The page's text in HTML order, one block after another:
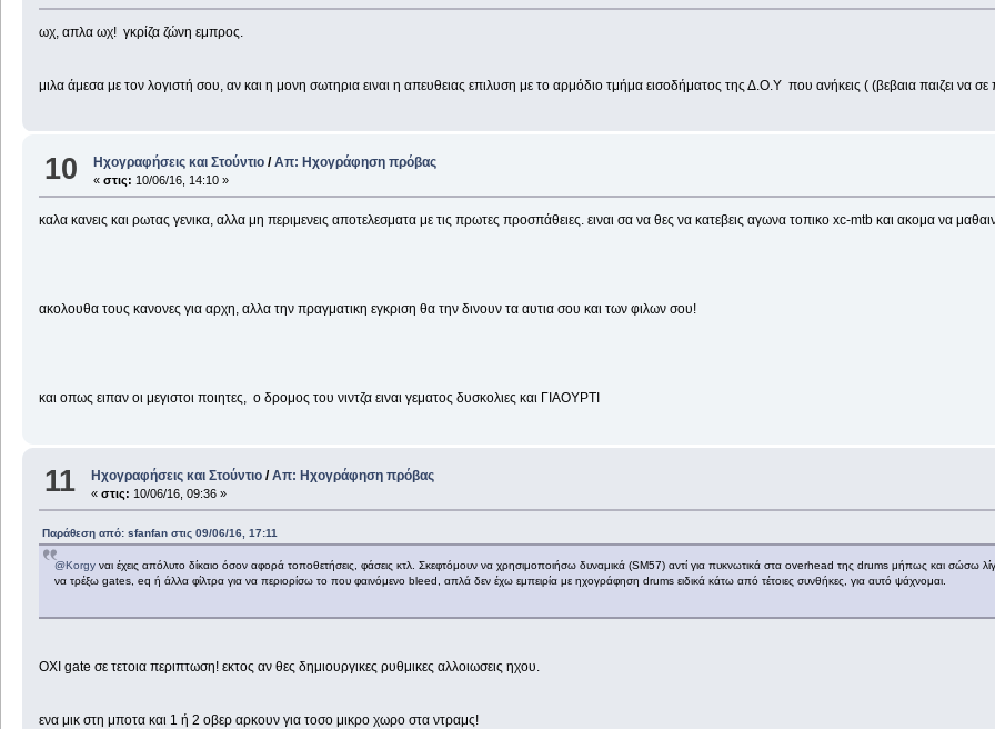
ωχ, απλα ωχ! γκρίζα ζώνη εμπρος.
μιλα άμεσα με τον λογιστή σου, αν και η μονη σωτηρια ειναι η απευθειας επιλυση με το αρμόδιο τμήμα εισοδήματος της Δ.Ο.Υ που ανήκεις ( (βεβαια παιζει να
10 Ηχογραφήσεις και Στούντιο /Απ: Ηχογράφηση πρόβας
«στις: 10/06/16, 14:10 »
καλα κανεις και ρωτας γενικα, αλλα μη περιμενεις αποτελεσματα με τις πρωτες προσπάθειες. ειναι σα να θες να κατεβεις αγωνα τοπικο xc-mtb και ακομα να
ακολουθα τους κανονες για αρχη, αλλα την πραγματικη εγκριση θα την δινουν τα αυτια σου και των φιλων σου!
και οπως ειπαν οι μεγιστοι ποιητες, ο δρομος του νιντζα ειναι γεματος δυσκολιες και ΓΙΑΟΥΡΤΙ
11 Ηχογραφήσεις και Στούντιο /Απ: Ηχογράφηση πρόβας
«στις: 10/06/16, 09:36 »
Παράθεση από: sfanfan στις 09/06/16, 17:11
@Korgyναι έχεις απόλυτο δίκαιο όσον αφορά τοποθετήσεις, φάσεις κτλ. Σκεφτόμουν να χρησιμοποιήσω δυναμικά (SM57) αντί για πυκνωτικά στα overhead της drums μήπως και
να τρέξω gates, eq ή άλλα φίλτρα για να περιορίσω το που φαινόμενο bleed, απλά δεν έχω εμπειρία με ηχογράφηση drums ειδικά κάτω από τέτοιες συνθήκες, για αυτό ψάχνομαι.
ΟΧΙ gate σε τετοια περιπτωση! εκτος αν θες δημιουργικες ρυθμικες αλλοιωσεις ηχου.
ενα μικ στη μποτα και 1 ή 2 οβερ αρκουν για τοσο μικρο χωρο στα ντραμς!